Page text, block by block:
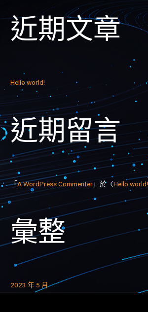
近期文章
Hello world!
近期留言
「A WordPress Commenter」於〈Hello world!
彙整
2023 年 5 月